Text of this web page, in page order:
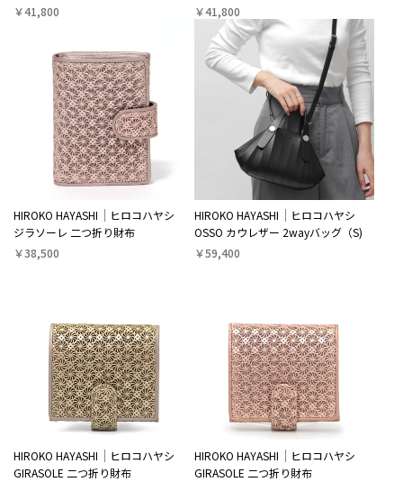
￥41,800
￥41,800
HIROKO HAYASHI
ヒロコハヤシ
ジラソーレ 二つ折り財布
￥38,500
HIROKO HAYASHI
ヒロコハヤシ
OSSO カウレザー 2wayバッグ（S)
￥59,400
HIROKO HAYASHI
ヒロコハヤシ
GIRASOLE 二つ折り財布
HIROKO HAYASHI
ヒロコハヤシ
GIRASOLE 二つ折り財布